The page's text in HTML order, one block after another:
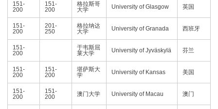
151-
200
151-
200
格拉斯哥
大学
University of Glasgow 英国
151-
200
201-
250
格拉纳达
大学
University of Granada 西班牙
151-
200
于韦斯屈
莱大学
University of Jyväskylä 芬兰
151-
200
151-
200
堪萨斯大
学
University of Kansas 美国
151-
200
151-
200
澳门大学 University of Macau 澳门